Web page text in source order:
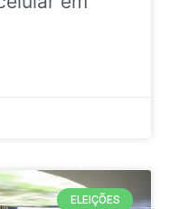
ELEIÇÕES